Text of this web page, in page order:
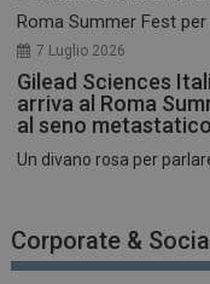
7 Luglio 2026
Gilead Sciences
arriva al Roma
al seno metastatico
Un divano rosa per
Corporate &
sito web
NOME